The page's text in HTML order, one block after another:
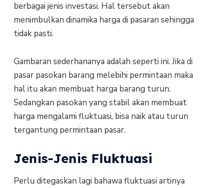
berbagai jenis investasi. Hal tersebut akan
menimbulkan dinamika harga di pasaran sehingga
tidak pasti.
Gambaran sederhananya adalah seperti ini. Jika di
pasar pasokan barang melebihi permintaan maka
hal itu akan membuat harga barang turun.
Sedangkan pasokan yang stabil akan membuat
harga mengalami fluktuasi, bisa naik atau turun
tergantung permintaan pasar.
Jenis-Jenis Fluktuasi
Perlu ditegaskan lagi bahawa fluktuasi artinya